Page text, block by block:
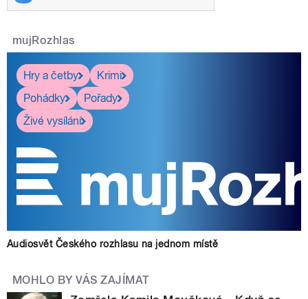
mujRozhlas
Hry a četby
Krimi
Pohádky
Pořady
Živé vysílání
Audiosvět Českého rozhlasu na jednom místě
MOHLO BY VÁS ZAJÍMAT